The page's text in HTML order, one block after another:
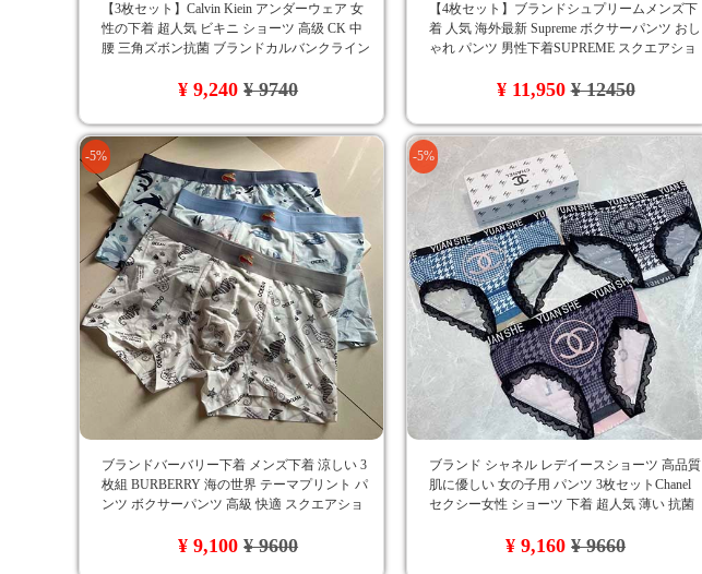
【3枚セット】Calvin Kiein アンダーウェア 女
性の下着 超人気 ビキニ ショーツ 高级 CK 中
腰 三角ズボン抗菌 ブランドカルバンクライン
な女神オシャレおすすめ
¥ 9,240¥ 9740
【4枚セット】ブランドシュプリームメンズ下
着 人気 海外最新 Supreme ボクサーパンツ おし
ゃれ パンツ 男性下着SUPREME スクエアショ
弾力性 通気性 快適 cozaka通販
¥ 11,950¥ 12450
-5%
ブランドバーバリー下着 メンズ下着 涼しい 3
枚組 BURBERRY 海の世界 テーマプリント パ
ンツ ボクサーパンツ 高級 快適 スクエアショ
コットン素材 柔らかい 高品質 cozaka通販
¥ 9,100¥ 9600
-5%
ブランド シャネル レデイースショーツ 高品質
肌に優しい 女の子用 パンツ 3枚セットChanel
セクシー女性 ショーツ 下着 超人気 薄い 抗菌
¥ 9,160¥ 9660